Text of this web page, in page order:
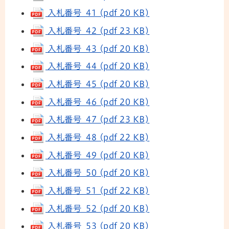
入札番号 41 (pdf 20 KB)
入札番号 42 (pdf 23 KB)
入札番号 43 (pdf 20 KB)
入札番号 44 (pdf 20 KB)
入札番号 45 (pdf 20 KB)
入札番号 46 (pdf 20 KB)
入札番号 47 (pdf 23 KB)
入札番号 48 (pdf 22 KB)
入札番号 49 (pdf 20 KB)
入札番号 50 (pdf 20 KB)
入札番号 51 (pdf 22 KB)
入札番号 52 (pdf 20 KB)
入札番号 53 (pdf 20 KB)